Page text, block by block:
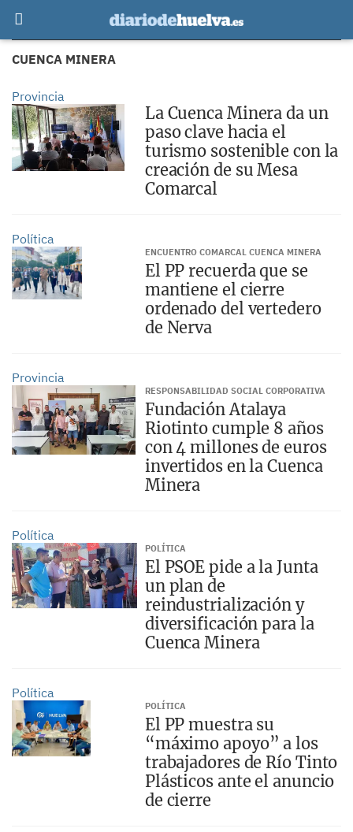
CUENCA MINERA
Provincia
La Cuenca Minera da un
paso clave hacia el
turismo sostenible con la
creación de su Mesa
Comarcal
Política
ENCUENTRO COMARCAL CUENCA MINERA
El PP recuerda que se
mantiene el cierre
ordenado del vertedero
de Nerva
Provincia
RESPONSABILIDAD SOCIAL CORPORATIVA
Fundación Atalaya
Riotinto cumple 8 años
con 4 millones de euros
invertidos en la Cuenca
Minera
Política
POLÍTICA
El PSOE pide a la Junta
un plan de
reindustrialización y
diversificación para la
Cuenca Minera
Política
POLÍTICA
El PP muestra su
“máximo apoyo” a los
trabajadores de Río Tinto
Plásticos ante el anuncio
de cierre